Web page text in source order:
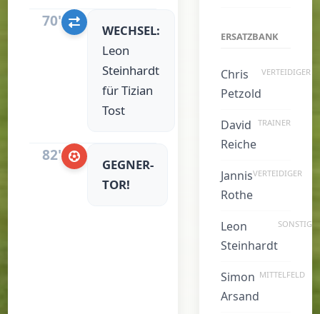
70'
WECHSEL:
Leon
Steinhardt
für Tizian
Tost
82'
GEGNER-
TOR!
ERSATZBANK
Chris
Petzold
VERTEIDIGER
David
Reiche
TRAINER
Jannis
Rothe
VERTEIDIGER
Leon
Steinhardt
SONSTIGE
Simon
Arsand
MITTELFELD